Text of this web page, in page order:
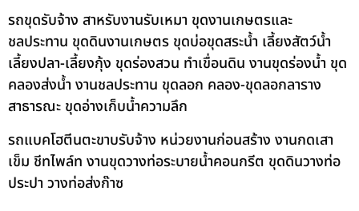
รถขุดรับจ้าง สาหรับงานรับเหมา ขุดงานเกษตรและ
ชลประทาน ขุดดินงานเกษตร ขุดบ่อขุดสระน้ำ เลี้ยงสัตว์น้ำ
เลี้ยงปลา-เลี้ยงกุ้ง ขุดร่องสวน ทำเขื่อนดิน งานขุดร่องน้ำ ขุด
คลองส่งน้ำ งานชลประทาน ขุดลอก คลอง-ขุดลอกลาราง
สาธารณะ ขุดอ่างเก็บน้ำความลึก
รถแบคโฮตีนตะขาบรับจ้าง หน่วยงานก่อนสร้าง งานกดเสา
เข็ม ชีทไพล์ท งานขุดวางท่อระบายน้ำคอนกรีต ขุดดินวางท่อ
ประปา วางท่อส่งก๊าซ